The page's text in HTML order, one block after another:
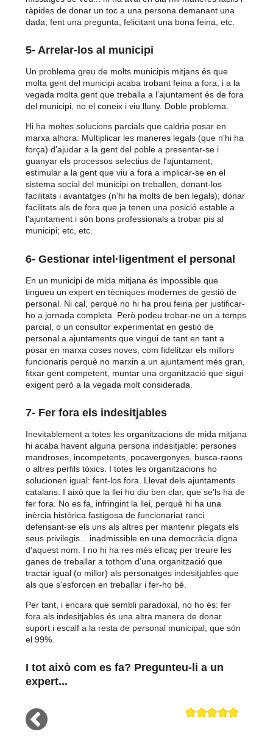
ràpides de donar un toc a una persona demanant una
dada, fent una pregunta, felicitant una bona feina, etc.
5- Arrelar-los al municipi
Un problema greu de molts municipis mitjans és que
molta gent del municipi acaba trobant feina a fora, i a la
vegada molta gent que treballa a l'ajuntament és de fora
del municipi, no el coneix i viu lluny. Doble problema.
Hi ha moltes solucions parcials que caldria posar en
marxa alhora: Multiplicar les maneres legals (que n'hi ha
força) d'ajudar a la gent del poble a presentar-se i
guanyar els processos selectius de l'ajuntament;
estimular a la gent que viu a fora a implicar-se en el
sistema social del municipi on treballen, donant-los
facilitats i avantatges (n'hi ha molts de ben legals); donar
facilitats als de fora que ja tenen una posició estable a
l'ajuntament i són bons professionals a trobar pis al
municipi; etc, etc.
6- Gestionar intel·ligentment el personal
En un municipi de mida mitjana és impossible que
tingueu un expert en tècniques modernes de gestió de
personal. Ni cal, perquè no hi ha prou feina per justificar-
ho a jornada completa. Però podeu trobar-ne un a temps
parcial, o un consultor experimentat en gestió de
personal a ajuntaments que vingui de tant en tant a
posar en marxa coses noves, com fidelitzar els millors
funcionaris perquè no marxin a un ajuntament més gran,
fitxar gent competent, muntar una organització que sigui
exigent però a la vegada molt considerada.
7- Fer fora els indesitjables
Inevitablement a totes les organitzacions de mida mitjana
hi acaba havent alguna persona indesitjable: persones
mandroses, incompetents, pocavergonyes, busca-raons
o altres perfils tòxics. I totes les organitzacions ho
solucionen igual: fent-los fora. Llevat dels ajuntaments
catalans. I això que la llei ho diu ben clar, que se'ls ha de
fer fora. No es fa, infringint la llei, perquè hi ha una
inèrcia històrica fastigosa de funcionariat ranci
defensant-se els uns als altres per mantenir plegats els
seus privilegis... inadmissible en una democràcia digna
d'aquest nom. I no hi ha res més eficaç per treure les
ganes de treballar a tothom d'una organització que
tractar igual (o millor) als personatges indesitjables que
als que s'esforcen en treballar i fer-ho bé.
Per tant, i encara que sembli paradoxal, no ho és: fer
fora als indesitjables és una altra manera de donar
suport i escalf a la resta de personal municipal, que són
el 99%.
I tot això com es fa? Pregunteu-li a un
expert...